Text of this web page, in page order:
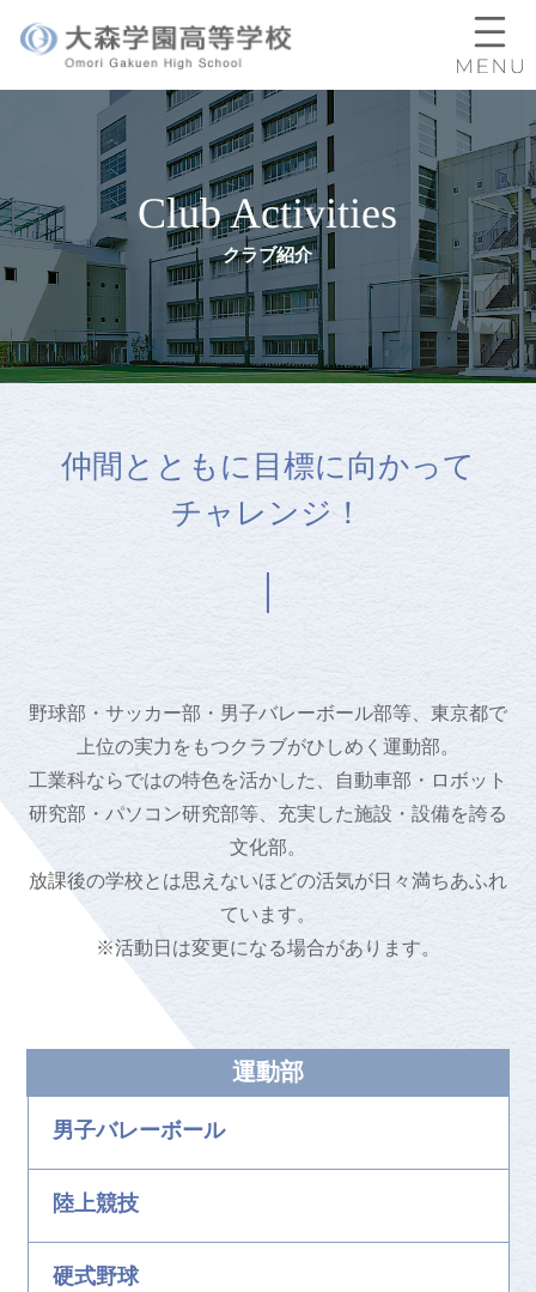
Club Activities
クラブ紹介
仲間とともに目標に向かって
チャレンジ！
野球部・サッカー部・男子バレーボール部等、東京都で
上位の実力をもつクラブがひしめく運動部。
工業科ならではの特色を活かした、自動車部・ロボット
研究部・パソコン研究部等、充実した施設・設備を誇る
文化部。
放課後の学校とは思えないほどの活気が日々満ちあふれ
ています。
※活動日は変更になる場合があります。
運動部
男子バレーボール
陸上競技
硬式野球